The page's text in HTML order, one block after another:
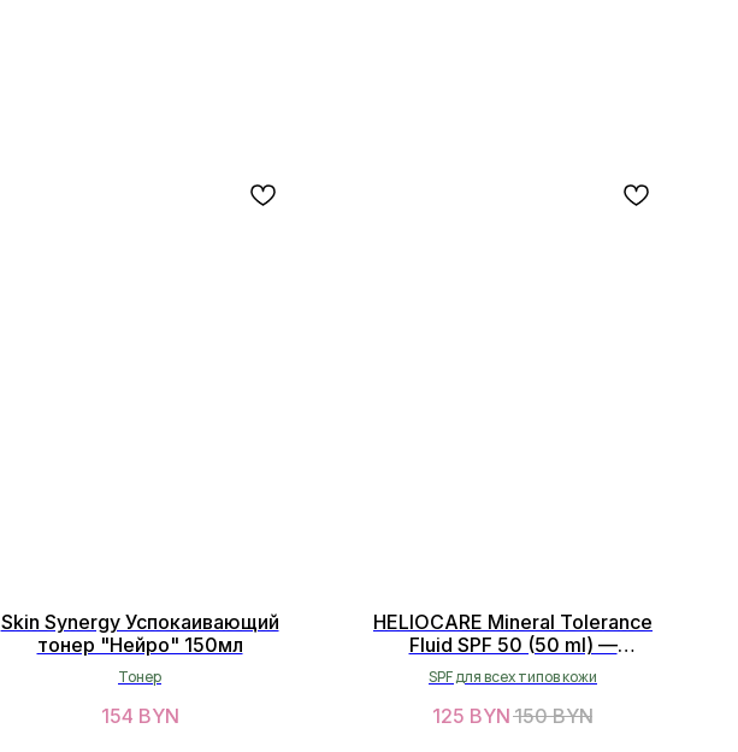
Skin Synergy Успокаивающий
тонер "Нейро" 150мл
Тонер
154 BYN
HELIOCARE Mineral Tolerance
Fluid SPF 50 (50 ml) —
Солнцезащитный минеральный
флюид (50 мл)
SPF для всех типов кожи
125 BYN 150 BYN